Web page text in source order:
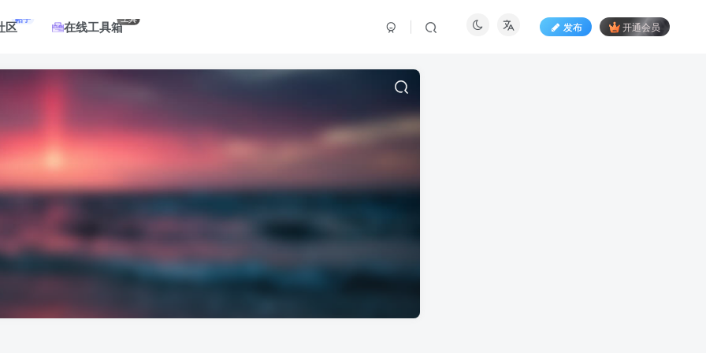
区帖子 在线工具箱工具
发布 开通会员